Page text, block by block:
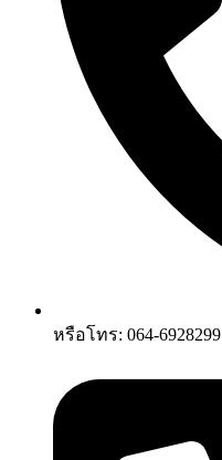
หรือโทร: 064-6928299